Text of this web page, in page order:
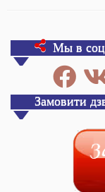
Мы в
Замовити